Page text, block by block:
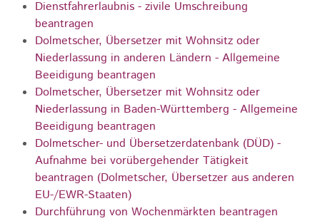
Dienstfahrerlaubnis - zivile Umschreibung
beantragen
Dolmetscher, Übersetzer mit Wohnsitz oder
Niederlassung in anderen Ländern - Allgemeine
Beeidigung beantragen
Dolmetscher, Übersetzer mit Wohnsitz oder
Niederlassung in Baden-Württemberg - Allgemeine
Beeidigung beantragen
Dolmetscher- und Übersetzerdatenbank (DÜD) -
Aufnahme bei vorübergehender Tätigkeit
beantragen (Dolmetscher, Übersetzer aus anderen
EU-/EWR-Staaten)
Durchführung von Wochenmärkten beantragen